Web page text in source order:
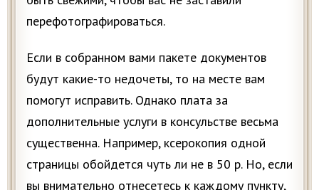
перефотографироваться.
Если в собранном вами пакете документов
будут какие-то недочеты, то на месте вам
помогут исправить. Однако плата за
дополнительные услуги в консульстве весьма
существенна. Например, ксерокопия одной
страницы обойдется чуть ли не в 50 р. Но, если
вы внимательно отнесетесь к каждому пункту,